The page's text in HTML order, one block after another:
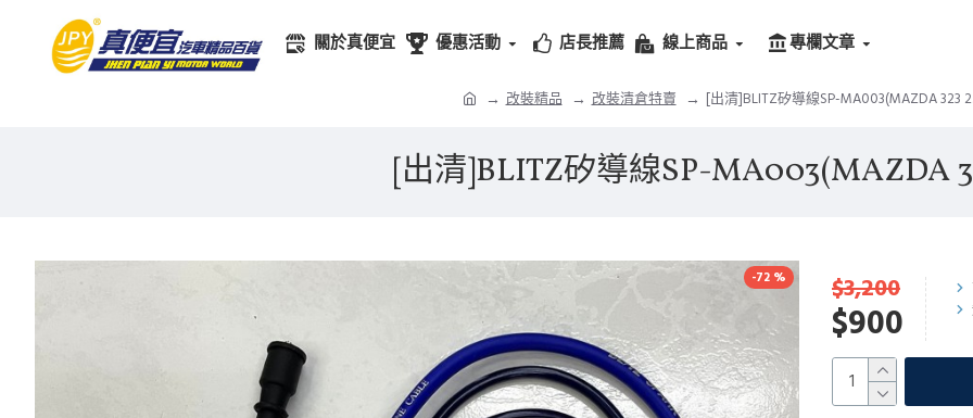
關於真便宜 優惠活動 店長推薦 線上商品 專欄文章
改裝精品 改裝清倉特賣 [出清]BLITZ矽導線SP-MA003(MAZDA 323
[出清]BLITZ矽導線SP-MA003(MAZDA
-72 %
$900
$3,200